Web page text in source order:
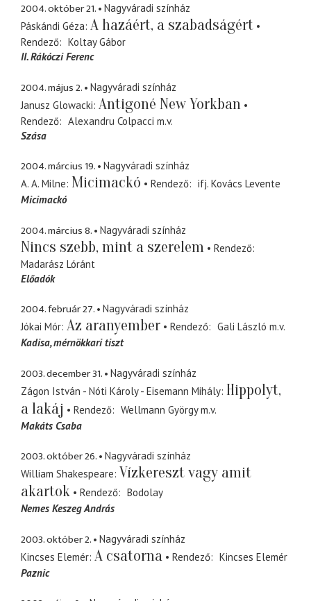
2004. október 21.
Nagyváradi színház
Páskándi Géza A hazáért, a szabadságért
Rendező
Koltay Gábor
II. Rákóczi Ferenc
2004. május 2.
Nagyváradi színház
Janusz Glowacki Antigoné New Yorkban
Rendező Alexandru Colpacci m.v.
Szása
2004. március 19.
Nagyváradi színház
A. A. Milne Micimackó Rendező
ifj. Kovács Levente
Micimackó
2004. március 8. Nagyváradi színház
Nincs szebb, mint a szerelem
Rendező
Madarász Lóránt
Előadók
2004. február 27.
Nagyváradi színház
Jókai Mór Az aranyember Rendező Gali László m.v.
Kadisa mérnökkari tiszt
2003. december 31.
Nagyváradi színház
Zágon István - Nóti Károly - Eisemann Mihály Hippolyt,
a lakáj
Rendező Wellmann György m.v.
Makáts Csaba
2003. október 26.
Nagyváradi színház
William Shakespeare Vízkereszt vagy amit
akartok
Rendező
Bodolay
Nemes Keszeg András
2003. október 2.
Nagyváradi színház
Kincses Elemér A csatorna Rendező
Kincses Elemér
Paznic